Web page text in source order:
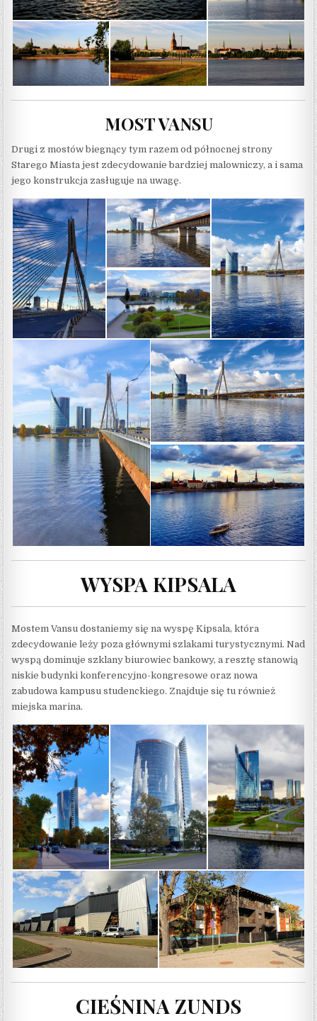
MOST VANSU
Drugi z mostów biegnący tym razem od północnej strony
Starego Miasta jest zdecydowanie bardziej malowniczy, a i sama
jego konstrukcja zasługuje na uwagę.
WYSPA KIPSALA
Mostem Vansu dostaniemy się na wyspę Kipsala, która
zdecydowanie leży poza głównymi szlakami turystycznymi. Nad
wyspą dominuje szklany biurowiec bankowy, a resztę stanowią
niskie budynki konferencyjno-kongresowe oraz nowa
zabudowa kampusu studenckiego. Znajduje się tu również
miejska marina.
CIEŚNINA ZUNDS